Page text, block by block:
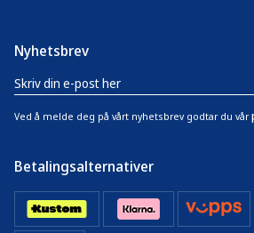
Nyhetsbrev
Ved å melde deg på vårt nyhetsbrev godtar du vår
Betalingsalternativer